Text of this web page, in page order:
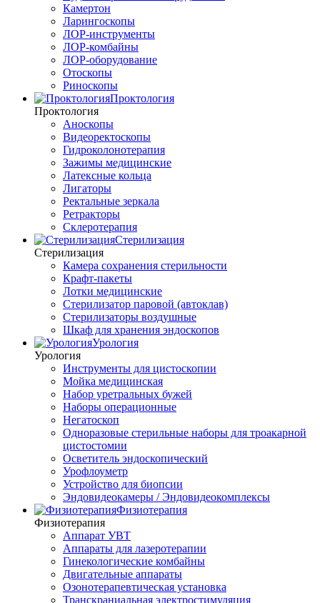
Камертон
Ларингоскопы
ЛОР-инструменты
ЛОР-комбайны
ЛОР-оборудование
Отоскопы
Риноскопы
Проктология
Проктология
Аноскопы
Видеоректоскопы
Гидроколонотерапия
Зажимы медицинские
Латексные кольца
Лигаторы
Ректальные зеркала
Ретракторы
Склеротерапия
Стерилизация
Стерилизация
Камера сохранения стерильности
Крафт-пакеты
Лотки медицинские
Стерилизатор паровой (автоклав)
Стерилизаторы воздушные
Шкаф для хранения эндоскопов
Урология
Урология
Инструменты для цистоскопии
Мойка медицинская
Набор уретральных бужей
Наборы операционные
Негатоскоп
Одноразовые стерильные наборы для троакарной
цистостомии
Осветитель эндоскопический
Урофлоуметр
Устройство для биопсии
Эндовидеокамеры / Эндовидеокомплексы
Физиотерапия
Физиотерапия
Аппарат УВТ
Аппараты для лазеротерапии
Гинекологические комбайны
Двигательные аппараты
Озонотерапевтическая установка
Транскраниальная электростимуляция